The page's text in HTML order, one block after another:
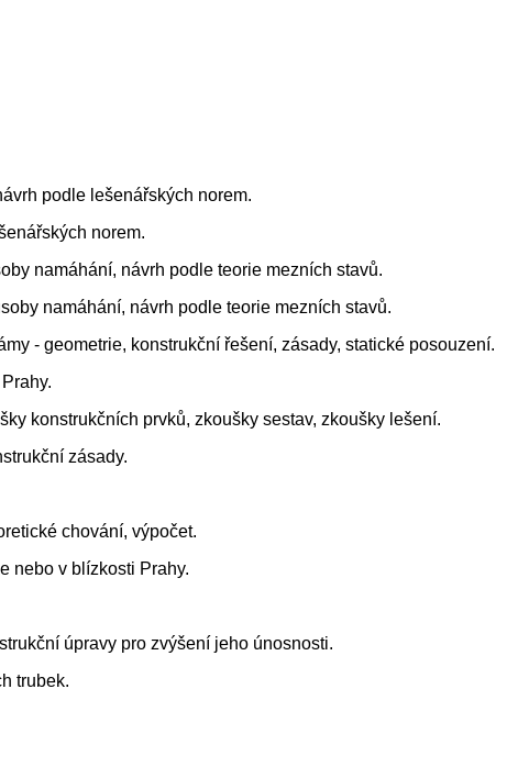
podle lešenářských norem.
norem.
namáhání, návrh podle teorie mezních stavů.
namáhání, návrh podle teorie mezních stavů.
- geometrie, konstrukční řešení, zásady, statické posouzení.
konstrukčních prvků, zkoušky sestav, zkoušky lešení.
zásady.
chování, výpočet.
nebo v blízkosti Prahy.
úpravy pro zvýšení jeho únosnosti.
trubek.